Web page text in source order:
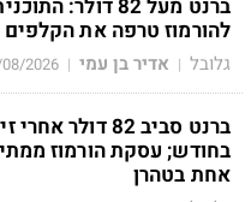
ברנט מעל 82 דולר:
להורמוז טרפה את
גלובל | אדיר בן עמי |
2026
בחודש; עסקת הורמוז
אחת בטהרן